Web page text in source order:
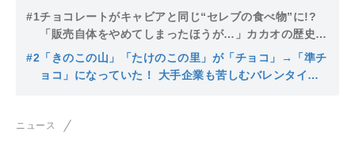
#1チョコレートがキャビアと同じ“セレブの食べ物”に!?
「販売自体をやめてしまったほうが…」カカオの歴史的
高騰に苦しむ洋菓子業界の嘆き
#2 「きのこの山」「たけのこの里」が「チョコ」→「準チ
ョコ」になっていた！ 大手企業も苦しむバレンタイ
ニュース